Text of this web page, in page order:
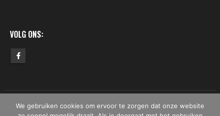
VOLG ONS:
© Copyright 2019 - 2026 - Bomber.nl. Alle rechten voorbehouden.
We gebruiken cookies om ervoor te zorgen dat onze website